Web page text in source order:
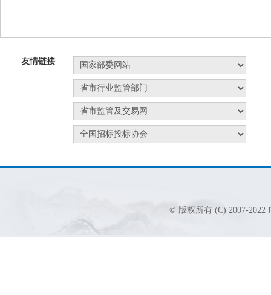
友情链接
© 版权所有 (C) 2007-2022